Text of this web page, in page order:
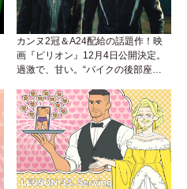
カンヌ2冠＆A24配給の話題作！映
画『ピリオン』12月4日公開決定。
過激で、甘い。“バイクの後部座